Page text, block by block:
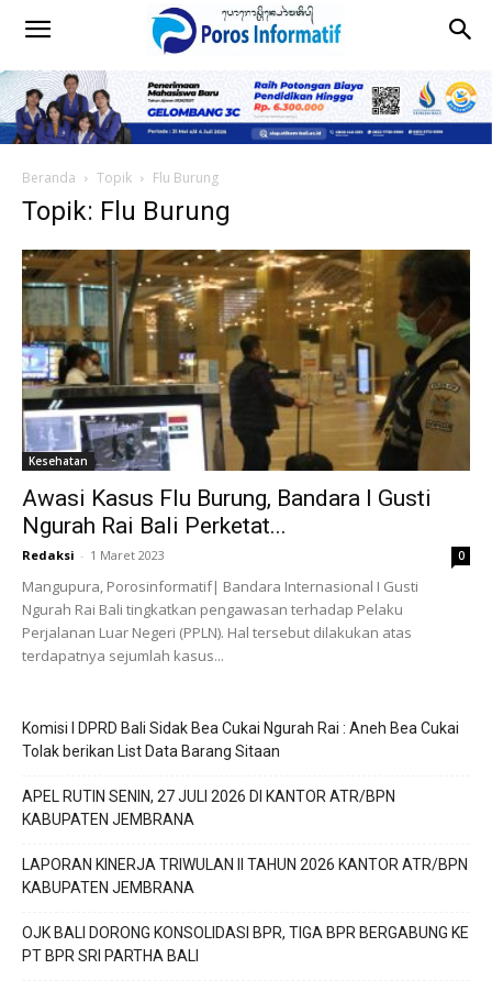
Beranda Topik Flu Burung
Topik: Flu Burung
Kesehatan
Awasi Kasus Flu Burung, Bandara I Gusti
Ngurah Rai Bali Perketat...
Redaksi - 1 Maret 2023 0
Mangupura, Porosinformatif| Bandara Internasional I Gusti
Ngurah Rai Bali tingkatkan pengawasan terhadap Pelaku
Perjalanan Luar Negeri (PPLN). Hal tersebut dilakukan atas
terdapatnya sejumlah kasus...
Komisi I DPRD Bali Sidak Bea Cukai Ngurah Rai : Aneh Bea Cukai
Tolak berikan List Data Barang Sitaan
APEL RUTIN SENIN, 27 JULI 2026 DI KANTOR ATR/BPN
KABUPATEN JEMBRANA
LAPORAN KINERJA TRIWULAN II TAHUN 2026 KANTOR ATR/BPN
KABUPATEN JEMBRANA
OJK BALI DORONG KONSOLIDASI BPR, TIGA BPR BERGABUNG KE
PT BPR SRI PARTHA BALI